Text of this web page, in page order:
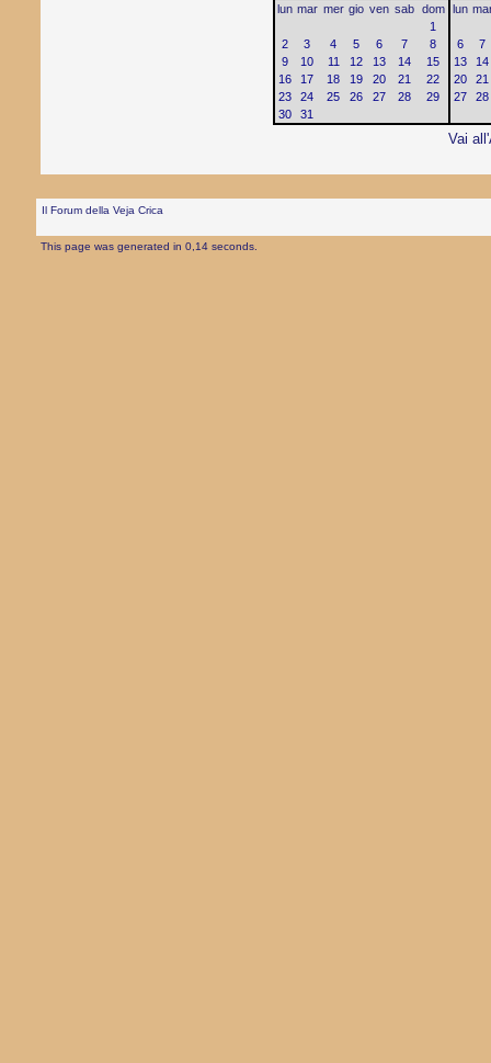
lun mar mer gio ven sab dom
1
2
3 4 5 6 7
8
9
10 11 12 13 14
15
16
17 18 19 20 21
22
23
24 25 26 27 28
29
30
31
lun
6
7
13
14
20
21
27
28
Vai
Il Forum della Veja Crica
This page was generated in 0,14 seconds.